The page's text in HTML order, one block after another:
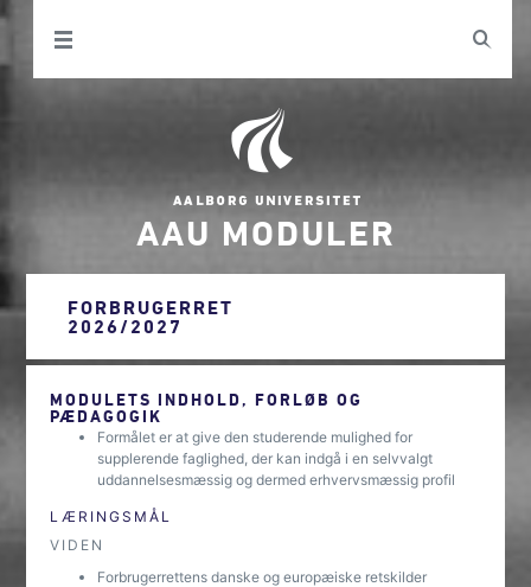
AAU MODULER
FORBRUGERRET
2026/2027
MODULETS INDHOLD, FORLØB OG
PÆDAGOGIK
Formålet er at give den studerende mulighed for
supplerende faglighed, der kan indgå i en selvvalgt
uddannelsesmæssig og dermed erhvervsmæssig profil
LÆRINGSMÅL
VIDEN
Forbrugerrettens danske og europæiske retskilder